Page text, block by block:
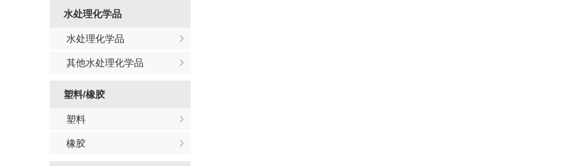
水处理化学品
水处理化学品
其他水处理化学品
塑料/橡胶
塑料
橡胶